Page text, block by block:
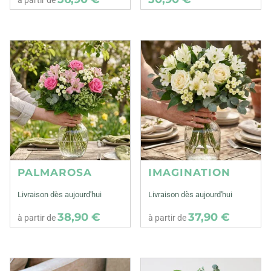
PALMAROSA
Livraison dès aujourd'hui
à partir de38,90 €
IMAGINATION
Livraison dès aujourd'hui
à partir de37,90 €